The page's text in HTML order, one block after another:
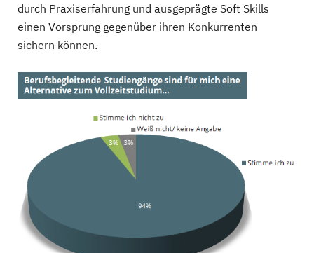
durch Praxiserfahrung und ausgeprägte Soft Skills
einen Vorsprung gegenüber ihren Konkurrenten
sichern können.